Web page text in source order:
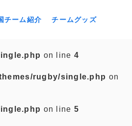
チーム紹介 チームグッズ
on line 4
rugby/single.php on
on line 5